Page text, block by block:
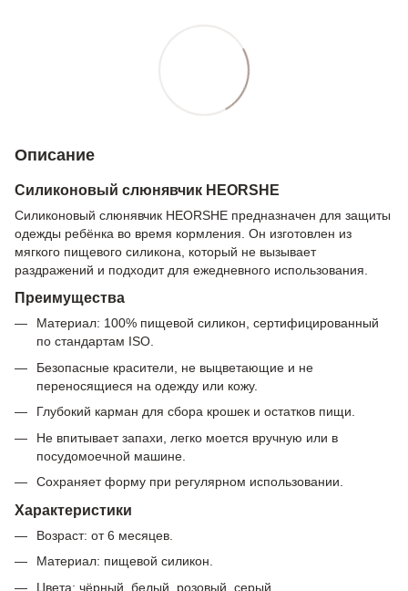
Описание
Силиконовый слюнявчик HEORSHE
Силиконовый слюнявчик HEORSHE предназначен для защиты
одежды ребёнка во время кормления. Он изготовлен из
мягкого пищевого силикона, который не вызывает
раздражений и подходит для ежедневного использования.
Преимущества
Материал: 100% пищевой силикон, сертифицированный
по стандартам ISO.
Безопасные красители, не выцветающие и не
переносящиеся на одежду или кожу.
Глубокий карман для сбора крошек и остатков пищи.
Не впитывает запахи, легко моется вручную или в
посудомоечной машине.
Сохраняет форму при регулярном использовании.
Характеристики
Возраст: от 6 месяцев.
Материал: пищевой силикон.
Цвета: чёрный, белый, розовый, серый.